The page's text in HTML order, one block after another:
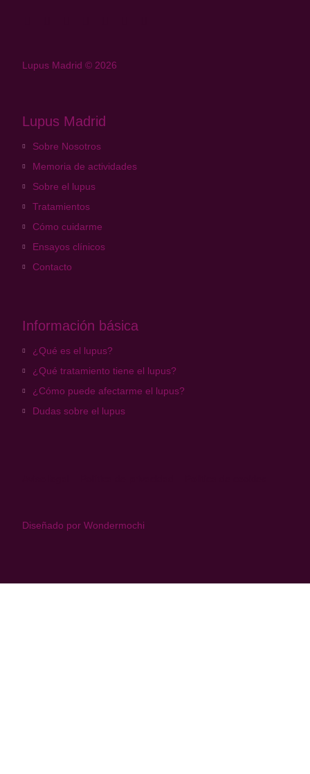
Lupus Madrid © 2026
Lupus Madrid
Sobre Nosotros
Memoria de actividades
Sobre el lupus
Tratamientos
Cómo cuidarme
Ensayos clínicos
Contacto
Información básica
¿Qué es el lupus?
¿Qué tratamiento tiene el lupus?
¿Cómo puede afectarme el lupus?
Dudas sobre el lupus
Diseñado por Wondermochi